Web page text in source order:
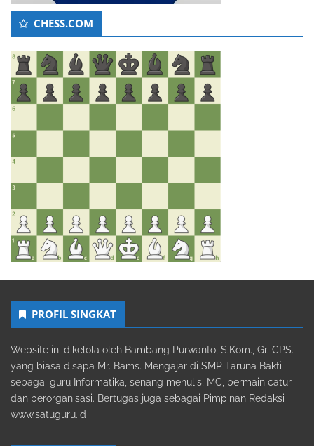
CHESS.COM
PROFIL SINGKAT
Website ini dikelola oleh Bambang Purwanto, S.Kom., Gr. CPS.
yang biasa disapa Mr. Bams. Mengajar di SMP Taruna Bakti
sebagai guru Informatika, senang menulis, MC, bermain catur
dan berorganisasi. Bertugas juga sebagai Pimpinan Redaksi
www.satuguru.id